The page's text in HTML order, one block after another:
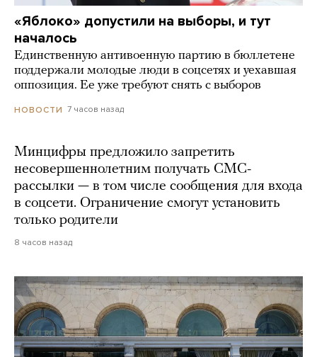
«Яблоко» допустили на выборы, и тут
началось
Единственную антивоенную партию в бюллетене
поддержали молодые люди в соцсетях и уехавшая
оппозиция. Ее уже требуют снять с выборов
НОВОСТИ 7 часов назад
Минцифры предложило запретить
несовершеннолетним получать СМС-
рассылки — в том числе сообщения для входа
в соцсети. Ограничение смогут установить
только родители
8 часов назад